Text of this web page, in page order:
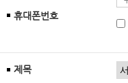
휴대폰번호
제목